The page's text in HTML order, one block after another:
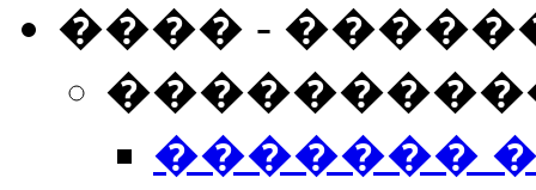
���� -
�������